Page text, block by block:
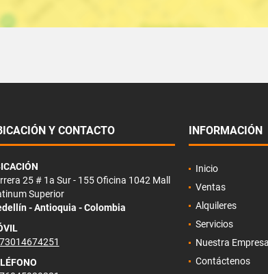
Y CONTACTO
25 # 1a Sur - 155 Oficina 1042 Mall
Superior
- Antioquia - Colombia
INFORMACIÓN
Inicio
Ventas
Alquileres
Servicios
Nuestra
Contáctenos